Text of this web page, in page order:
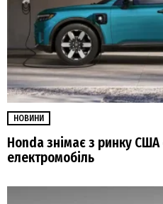
НОВИНИ
Honda знімає з ринку США
електромобіль